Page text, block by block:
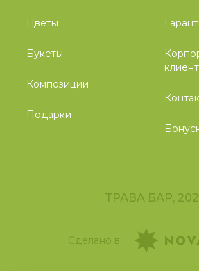
Цветы
Букеты
Композиции
Подарки
ТРАВА БАР,
Сделано в